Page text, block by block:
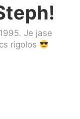
Je jase
rigolos